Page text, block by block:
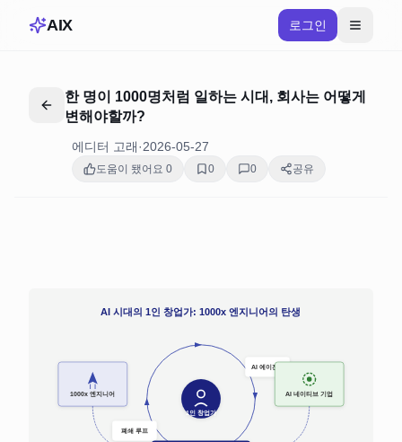
AIX 로그인
한 명이 1000명처럼 일하는 시대, 회사는 어떻게
변해야할까?
에디터 고래·2026-05-27
도움이 됐어요 0 0 0 공유